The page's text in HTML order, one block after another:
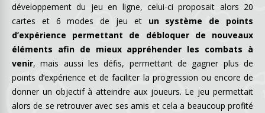
développement du jeu en ligne, celui-ci proposait alors 20
cartes et 6 modes de jeu et un système de points
d’expérience permettant de débloquer de nouveaux
éléments afin de mieux appréhender les combats à
venir, mais aussi les défis, permettant de gagner plus de
points d’expérience et de faciliter la progression ou encore de
donner un objectif à atteindre aux joueurs. Le jeu permettait
alors de se retrouver avec ses amis et cela a beaucoup profité